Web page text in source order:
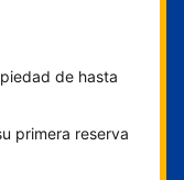
de hasta
primera reserva